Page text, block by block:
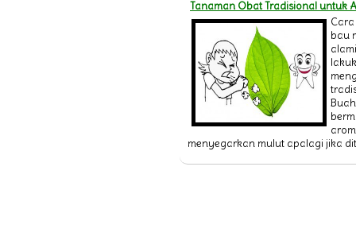
Tanaman Obat Tradisional untuk
bau
menyegarkan mulut apalagi jika